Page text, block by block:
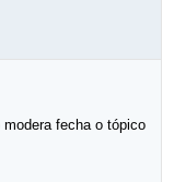
fecha o tópico